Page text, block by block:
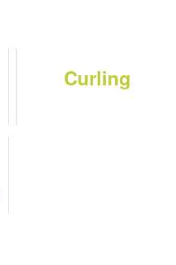
Curling